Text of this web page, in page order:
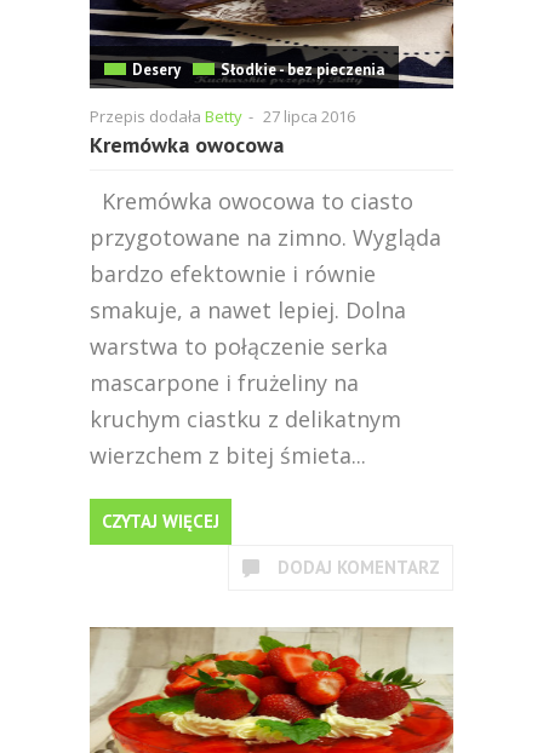
Desery Słodkie - bez pieczenia
Przepis dodała Betty - 27 lipca 2016
Kremówka owocowa
Kremówka owocowa to ciasto
przygotowane na zimno. Wygląda
bardzo efektownie i równie
smakuje, a nawet lepiej. Dolna
warstwa to połączenie serka
mascarpone i frużeliny na
kruchym ciastku z delikatnym
wierzchem z bitej śmieta...
CZYTAJ WIĘCEJ
DODAJ KOMENTARZ